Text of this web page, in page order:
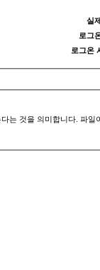
실
로그
로그온
는 것을 의미합니다. 파